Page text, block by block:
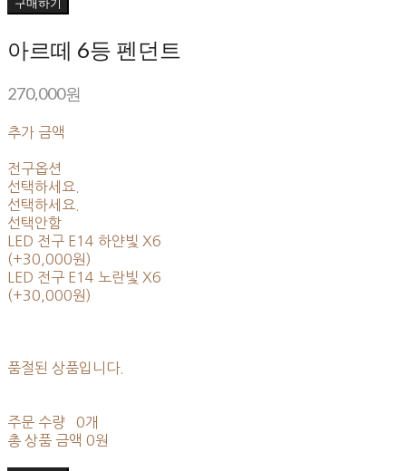
아르떼 6등 펜던트
270,000원
추가 금액
전구옵션
선택하세요.
선택하세요.
선택안함
LED 전구 E14 하얀빛 X6
(+30,000원)
LED 전구 E14 노란빛 X6
(+30,000원)
품절된 상품입니다.
주문 수량
0개
총 상품 금액 0원